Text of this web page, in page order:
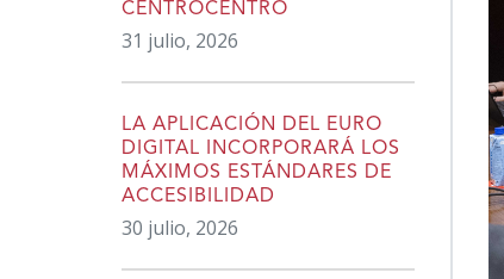
CENTROCENTRO
31 julio, 2026
LA APLICACIÓN DEL EURO
DIGITAL INCORPORARÁ LOS
MÁXIMOS ESTÁNDARES DE
ACCESIBILIDAD
30 julio, 2026